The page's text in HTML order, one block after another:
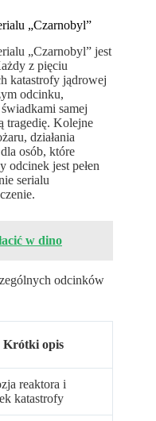
„Czarnobyl”
„Czarnobyl” jest
z pięciu
katastrofy jądrowej
odcinku,
samej
tragedię. Kolejne
działania
osób, które
odcinek jest pełen
serialu
w dino
odcinków
Krótki opis
reaktora i
katastrofy